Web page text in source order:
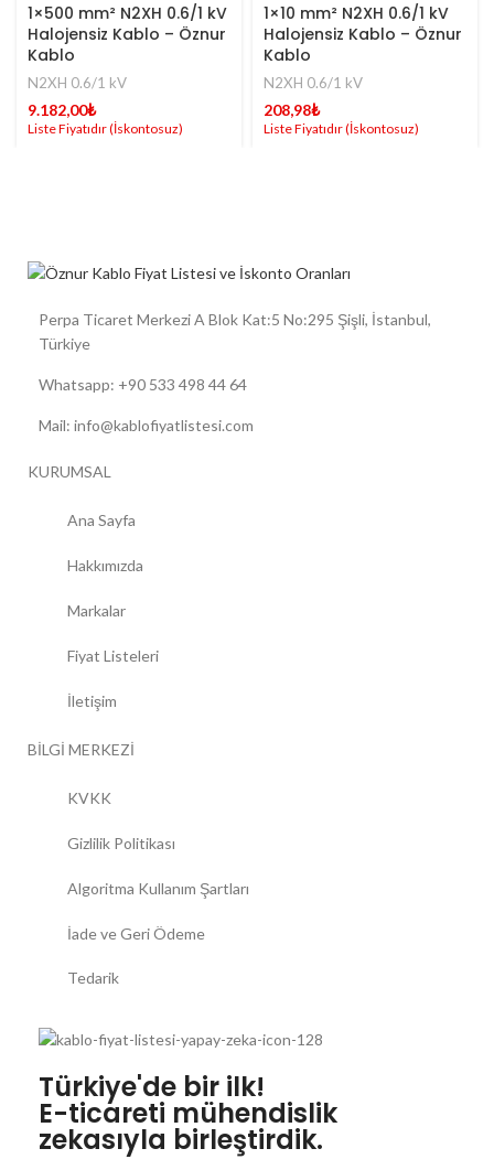
1×500 mm² N2XH 0.6/1 kV
Halojensiz Kablo – Öznur
Kablo
N2XH 0.6/1 kV
9.182,00₺
1×10 mm² N2XH 0.6/1 kV
Halojensiz Kablo – Öznur
Kablo
N2XH 0.6/1 kV
208,98₺
Perpa Ticaret Merkezi A Blok Kat:5 No:295 Şişli, İstanbul,
Türkiye
Whatsapp: +90 533 498 44 64
Mail: info@kablofiyatlistesi.com
KURUMSAL
Ana Sayfa
Hakkımızda
Markalar
Fiyat Listeleri
İletişim
BİLGİ MERKEZİ
KVKK
Gizlilik Politikası
Algoritma Kullanım Şartları
İade ve Geri Ödeme
Tedarik
Türkiye'de bir ilk!
E-ticareti mühendislik
zekasıyla birleştirdik.